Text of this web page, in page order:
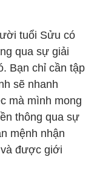
tuổi Sửu có
qua sự giải
Bạn chỉ cần tập
sẽ nhanh
mà mình mong
thông qua sự
mệnh nhận
được giới